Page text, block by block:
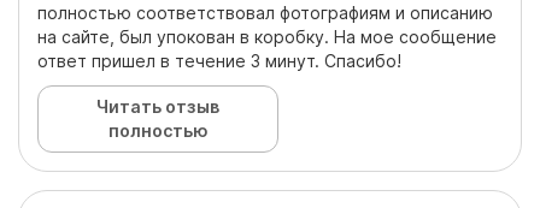
полностью соответствовал фотографиям и описанию
на сайте, был упокован в коробку. На мое сообщение
ответ пришел в течение 3 минут. Спасибо!
Читать отзыв
полностью